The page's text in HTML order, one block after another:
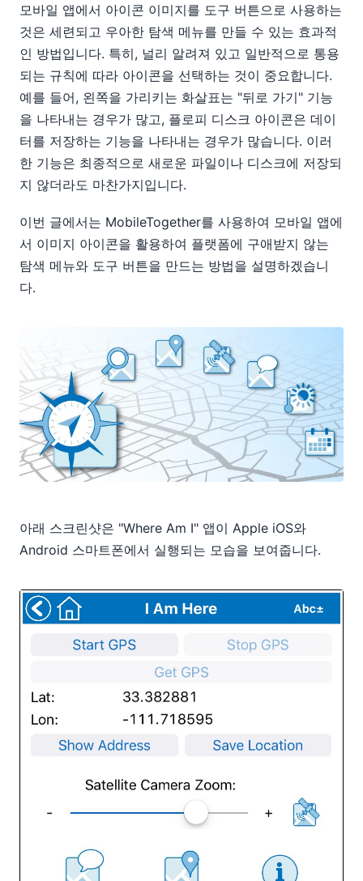
모바일 앱에서 아이콘 이미지를 도구 버튼으로 사용하는
것은 세련되고 우아한 탐색 메뉴를 만들 수 있는 효과적
인 방법입니다. 특히, 널리 알려져 있고 일반적으로 통용
되는 규칙에 따라 아이콘을 선택하는 것이 중요합니다.
예를 들어, 왼쪽을 가리키는 화살표는 "뒤로 가기" 기능
을 나타내는 경우가 많고, 플로피 디스크 아이콘은 데이
터를 저장하는 기능을 나타내는 경우가 많습니다. 이러
한 기능은 최종적으로 새로운 파일이나 디스크에 저장되
지 않더라도 마찬가지입니다.
이번 글에서는 MobileTogether를 사용하여 모바일 앱에
서 이미지 아이콘을 활용하여 플랫폼에 구애받지 않는
탐색 메뉴와 도구 버튼을 만드는 방법을 설명하겠습니
다.
아래 스크린샷은 "Where Am I" 앱이 Apple iOS와
Android 스마트폰에서 실행되는 모습을 보여줍니다.